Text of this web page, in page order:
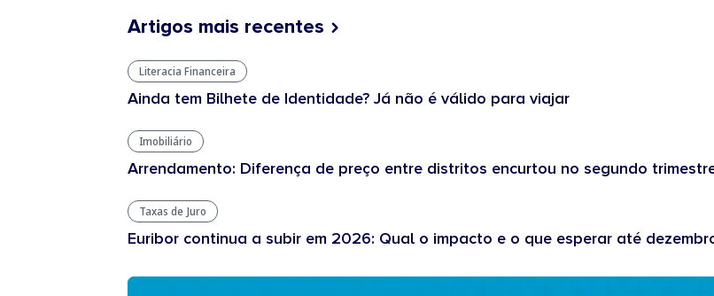
Artigos mais recentes
Literacia Financeira
Ainda tem Bilhete de Identidade? Já não é válido para viajar
Imobiliário
Arrendamento: Diferença de preço entre distritos encurtou no segundo
Taxas de Juro
Euribor continua a subir em 2026: Qual o impacto e o que esperar até